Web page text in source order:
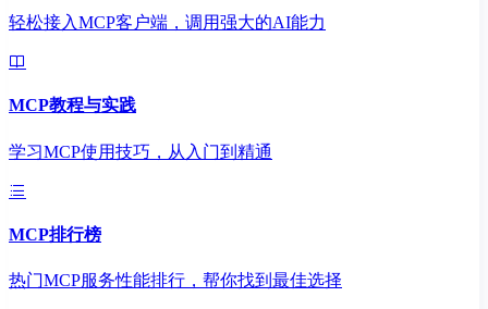
轻松接入MCP客户端，调用强大的AI能力
MCP教程与实践
学习MCP使用技巧，从入门到精通
MCP排行榜
热门MCP服务性能排行，帮你找到最佳选择